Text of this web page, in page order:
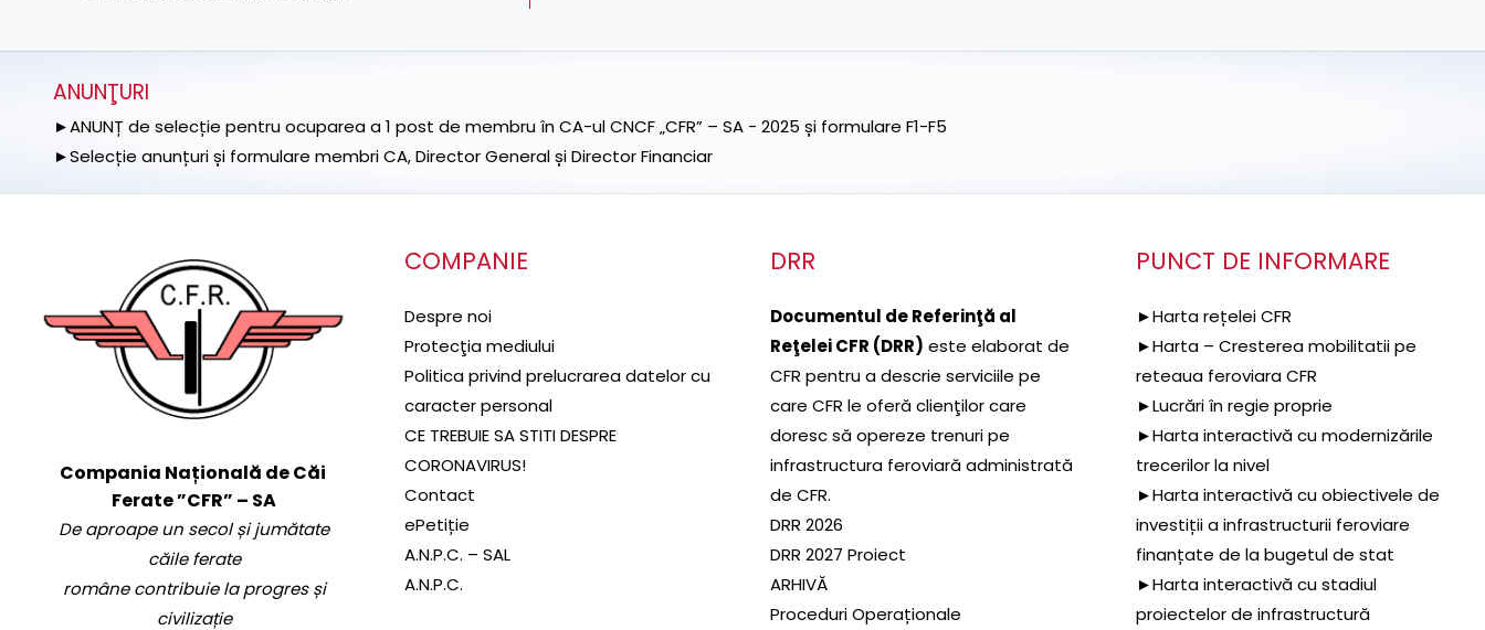
ANUNŢURI
►ANUNȚ de selecție pentru ocuparea a 1 post de membru în CA-ul CNCF „CFR” – SA - 2025 și formulare F1-F5
►Selecție anunțuri și formulare membri CA, Director General și Director Financiar
Compania Națională de Căi
Ferate ”CFR” – SA
De aproape un secol și jumătate
căile ferate
române contribuie la progres și
civilizație
COMPANIE
Despre noi
Protecţia mediului
Politica privind prelucrarea datelor cu
caracter personal
CE TREBUIE SA STITI DESPRE
CORONAVIRUS!
Contact
ePetiție
A.N.P.C. – SAL
A.N.P.C.
DRR
Documentul de Referinţă al
Reţelei CFR (DRR) este elaborat de
CFR pentru a descrie serviciile pe
care CFR le oferă clienţilor care
doresc să opereze trenuri pe
infrastructura feroviară administrată
de CFR.
DRR 2026
DRR 2027 Proiect
ARHIVĂ
Proceduri Operaționale
PUNCT DE INFORMARE
►Harta rețelei CFR
►Harta – Cresterea mobilitatii pe
reteaua feroviara CFR
►Lucrări în regie proprie
►Harta interactivă cu modernizările
trecerilor la nivel
►Harta interactivă cu obiectivele de
investiții a infrastructurii feroviare
finanțate de la bugetul de stat
►Harta interactivă cu stadiul
proiectelor de infrastructură